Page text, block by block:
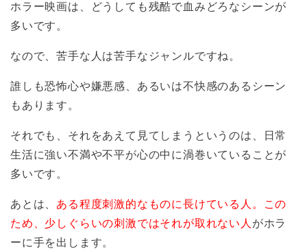
ホラー映画は、どうしても残酷で血みどろなシーンが
多いです。
なので、苦手な人は苦手なジャンルですね。
誰しも恐怖心や嫌悪感、あるいは不快感のあるシーン
もあります。
それでも、それをあえて見てしまうというのは、日常
生活に強い不満や不平が心の中に渦巻いていることが
多いです。
あとは、 ある程度刺激的なものに長けている人。この
ため、少しぐらいの刺激ではそれが取れない人 がホラ
ーに手を出します。